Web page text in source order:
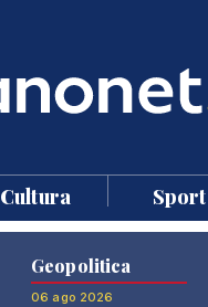
Cultura Sport
Geopolitica
06 ago 2026